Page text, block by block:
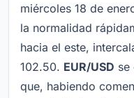
miércoles 18 de
la normalidad
hacia el este,
102.50. EUR/USD se
que, habiendo